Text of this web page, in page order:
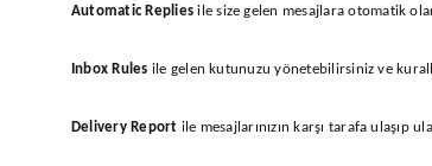
Automatic Replies ile size gelen mesajlara otomatik
Inbox Rules ile gelen kutunuzu yönetebilirsiniz ve
Delivery Report ile mesajlarınızın karşı tarafa ulaşıp